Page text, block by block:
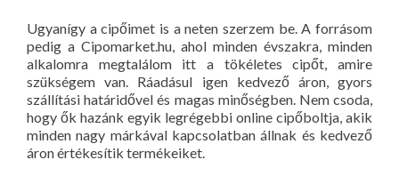
Ugyanígy a cipőimet is a neten szerzem be. A forrásom
pedig a Cipomarket.hu, ahol minden évszakra, minden
alkalomra megtalálom itt a tökéletes cipőt, amire
szükségem van. Ráadásul igen kedvező áron, gyors
szállítási határidővel és magas minőségben. Nem csoda,
hogy ők hazánk egyik legrégebbi online cipőboltja, akik
minden nagy márkával kapcsolatban állnak és kedvező
áron értékesítik termékeiket.